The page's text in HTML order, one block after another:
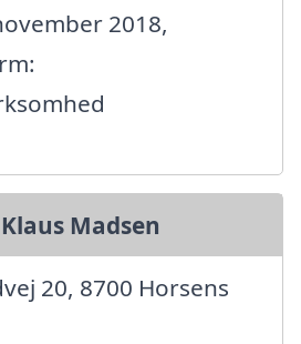
2018,
Madsen
20, 8700 Horsens